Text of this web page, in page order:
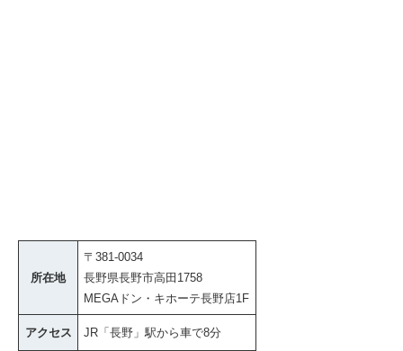
所在地
〒381-0034
長野県長野市高田1758
MEGAドン・キホーテ長野店1F
アクセス JR「長野」駅から車で8分